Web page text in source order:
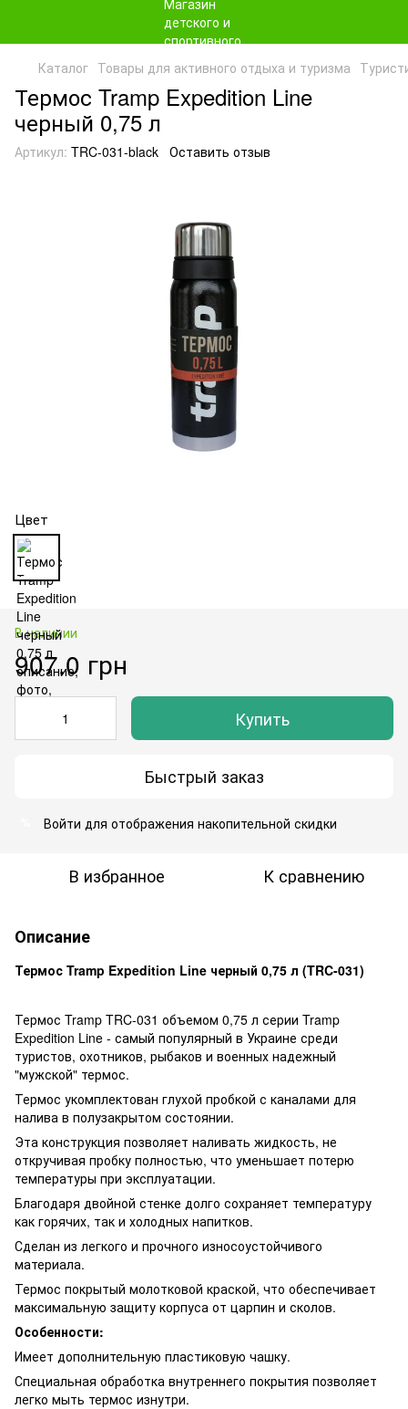
Каталог Товары для активного отдыха и туризма
Термос Tramp Expedition Line
черный 0,75 л
Артикул: TRC-031-black Оставить отзыв
Цвет
В наличии
907.0 грн
Купить
Быстрый заказ
Войти для отображения накопительной скидки
В избранное К сравнению
Описание
Термос Tramp Expedition Line черный 0,75 л (TRC-031)
Термос Tramp TRC-031 объемом 0,75 л серии Tramp
Expedition Line - самый популярный в Украине среди
туристов, охотников, рыбаков и военных надежный
"мужской" термос.
Термос укомплектован глухой пробкой с каналами для
налива в полузакрытом состоянии.
Эта конструкция позволяет наливать жидкость, не
откручивая пробку полностью, что уменьшает потерю
температуры при эксплуатации.
Благодаря двойной стенке долго сохраняет температуру
как горячих, так и холодных напитков.
Сделан из легкого и прочного износоустойчивого
материала.
Термос покрытый молотковой краской, что обеспечивает
максимальную защиту корпуса от царпин и сколов.
Особенности:
Имеет дополнительную пластиковую чашку.
Специальная обработка внутреннего покрытия позволяет
легко мыть термос изнутри.